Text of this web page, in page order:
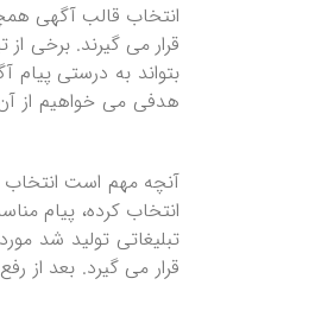
انتخاب قالب آگهی
قرار می گیرند. برخی
بتواند به درستی پیام
هدفی می خواهیم از آن
آنچه مهم است
انتخاب کرده، پیام
تبلیغاتی تولید شد
قرار می گیرد. بعد از